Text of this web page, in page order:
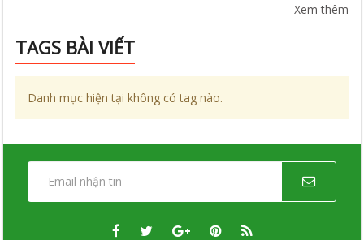
Xem thêm
TAGS BÀI VIẾT
Danh mục hiện tại không có tag nào.